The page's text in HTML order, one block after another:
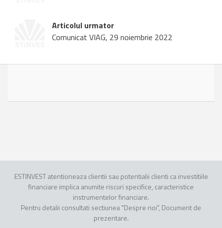
Articolul urmator
Comunicat VIAG, 29 noiembrie 2022
ESTINVEST atentioneaza clientii sau potentialii clienti ca investitiile
financiare implica anumite riscuri specifice, caracteristice
instrumentelor financiare.
Pentru detalii consultati sectiunea "Despre noi", Document de
prezentare.